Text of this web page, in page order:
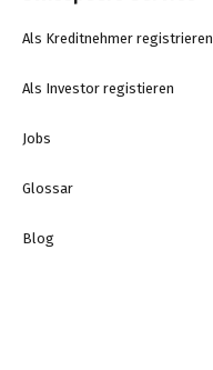
Als Kreditnehmer registrieren
Als Investor registieren
Jobs
Glossar
Blog